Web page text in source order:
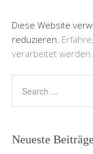
Diese Website
reduzieren.
verarbeitet werden.
Neueste